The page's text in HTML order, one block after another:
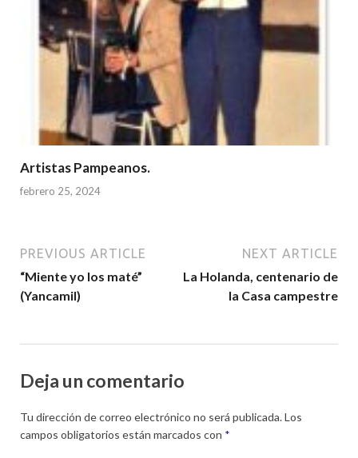
Artistas Pampeanos.
febrero 25, 2024
PREVIOUS ARTICLE
“Miente yo los maté”
(Yancamil)
NEXT ARTICLE
La Holanda, centenario de
la Casa campestre
Deja un comentario
Tu dirección de correo electrónico no será publicada.Los
campos obligatorios están marcados con *